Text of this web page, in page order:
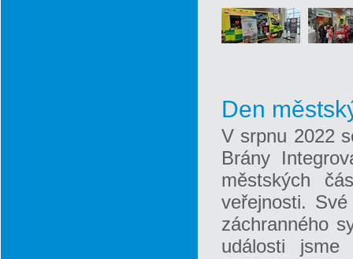
Den
V srpnu 2022
Brány
městských
veřejnosti.
záchranného
události